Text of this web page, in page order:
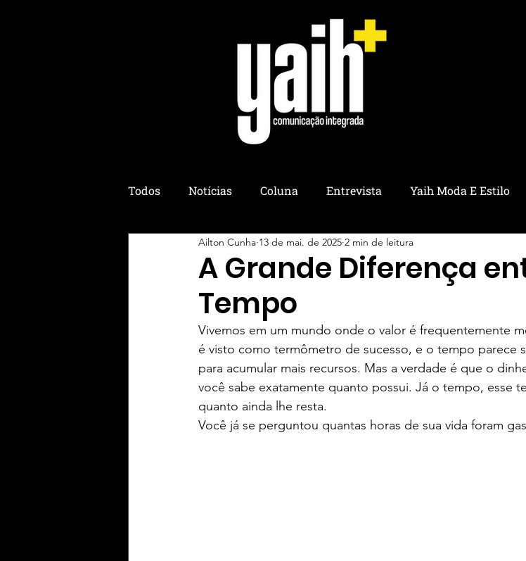
Todos Notícias Coluna Entrevista Yaih Moda E Estilo
Colônia Yaih Yaih Culinária Yaih Educação
Yaih Eventos Yaih Esotérico
Yaih Verão Oferecimento
Oferecimento BERWALDT Pneus
A Grande Diferença
Tempo
Ailton Cunha 13 de mai. de 2025 2 min de leitura
Vivemos em um mundo onde o valor é frequentemente
é visto como termômetro de sucesso, e o tempo parece
para acumular mais recursos. Mas a verdade é que o
você sabe exatamente quanto possui. Já o tempo, esse
quanto ainda lhe resta.
Você já se perguntou quantas horas de sua vida foram